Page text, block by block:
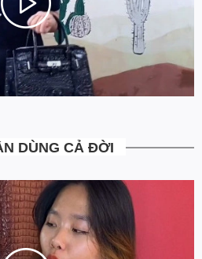
phẩm khi thanh toán để tránh nhận
còn có chính sách đổi trả
nhận hàng(Xem chi tiết).
đều được Ovenis hỗ trợ giao hàng
phí như không phân phối qua
giảm chi phí vận hành (hàng sản
chuyển trực tiếp tới tay người sử
chất lượng sản phẩm và nâng cao
DÙNG CẢ ĐỜI